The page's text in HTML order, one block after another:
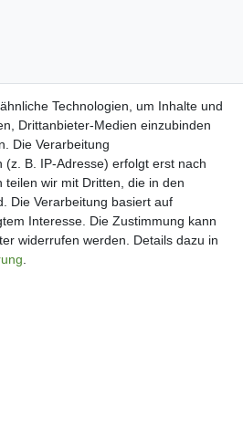
Technologien, um Inhalte und
Drittanbieter-Medien einzubinden
Die Verarbeitung
(z. B. IP-Adresse) erfolgt erst nach
teilen wir mit Dritten, die in den
Die Verarbeitung basiert auf
Interesse. Die Zustimmung kann
widerrufen werden. Details dazu in